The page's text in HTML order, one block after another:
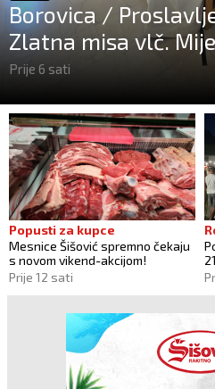
Borovica /
Zlatna misa vlč.
Prije 6 sati
Popusti za kupce
Mesnice Šišović spremno čekaju
s novom vikend-akcijom!
Prije 12 sati